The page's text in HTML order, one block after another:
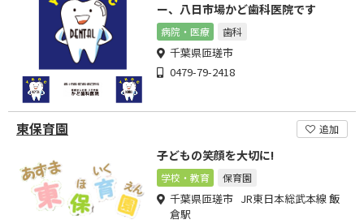
ー、八日市場かど歯科医院です
病院・医療 歯科
千葉県匝瑳市
0479-79-2418
東保育園 追加
子どもの笑顔を大切に!
学校・教育 保育園
千葉県匝瑳市 JR東日本総武本線 飯
倉駅